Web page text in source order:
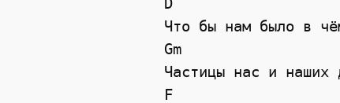
Что бы нам было в
Gm
Частицы нас и наших
F